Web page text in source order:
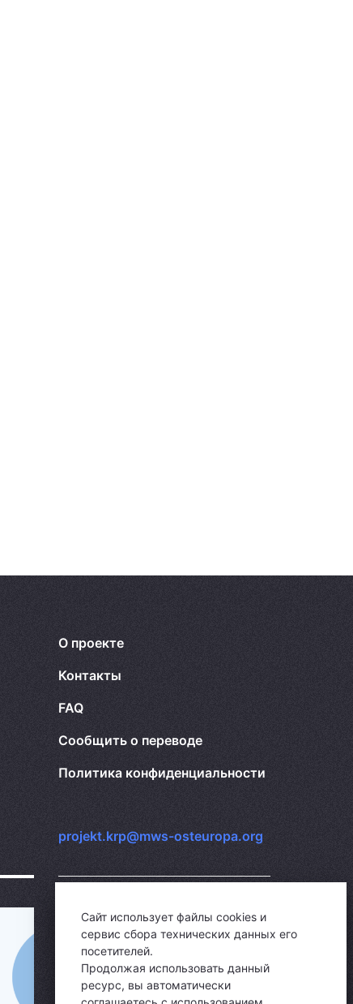
О проекте
Контакты
FAQ
Сообщить о переводе
Политика конфиденциальности
projekt.krp@mws-osteuropa.org
Сайт использует файлы cookies и
сервис сбора технических данных его
посетителей.
Продолжая использовать данный
ресурс, вы автоматически